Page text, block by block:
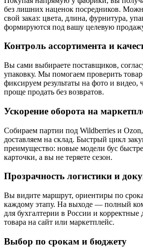
без лишних наценок посредников.
свой заказ: цвета, длина, фурнитура,
формируются под вашу целевую
Контроль ассортимента и
Вы сами выбираете поставщиков,
упаковку. Мы помогаем проверить товар
фиксируем результаты на фото и
проще продать без возвратов.
Ускорение оборота на
Собираем партии под Wildberries и
доставляем на склад. Быстрый цикл
преимущество: новые модели бус
карточки, а вы не теряете сезон.
Прозрачность логистики и
Вы видите маршрут, ориентиры по
каждому этапу. На выходе — полный
для бухгалтерии в России и корректные
товара на сайт или маркетплейс.
Выбор по срокам и бюджету